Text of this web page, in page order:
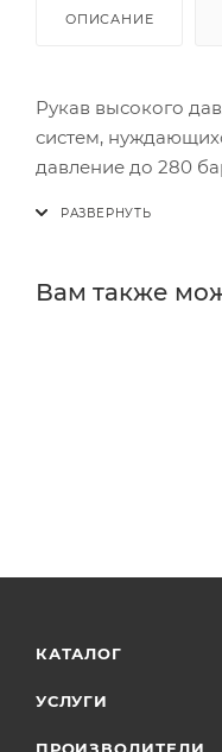
ОПИСАНИЕ
Рукав высокого
систем,
давление до 280
Вам также
КАТАЛОГ
УСЛУГИ